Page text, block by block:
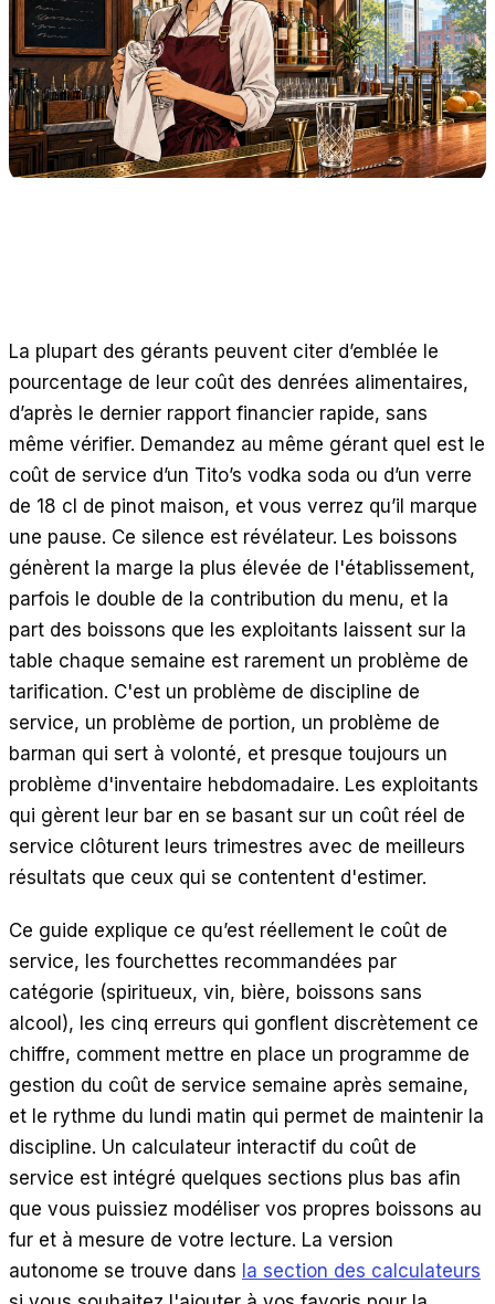
Tableview contre Square
Tableview ou Lightspeed
RESSOURCES
Blog
COMMENCER
Tarifs
Contact
Carrières
Réserver une démonstration
LANGUE
La plupart des gérants peuvent citer d’emblée le
pourcentage de leur coût des denrées alimentaires,
d’après le dernier rapport financier rapide, sans
même vérifier. Demandez au même gérant quel est le
coût de service d’un Tito’s vodka soda ou d’un verre
de 18 cl de pinot maison, et vous verrez qu’il marque
une pause. Ce silence est révélateur. Les boissons
génèrent la marge la plus élevée de l'établissement,
parfois le double de la contribution du menu, et la
part des boissons que les exploitants laissent sur la
table chaque semaine est rarement un problème de
tarification. C'est un problème de discipline de
service, un problème de portion, un problème de
barman qui sert à volonté, et presque toujours un
problème d'inventaire hebdomadaire. Les exploitants
qui gèrent leur bar en se basant sur un coût réel de
service clôturent leurs trimestres avec de meilleurs
résultats que ceux qui se contentent d'estimer.
Ce guide explique ce qu’est réellement le coût de
service, les fourchettes recommandées par
catégorie (spiritueux, vin, bière, boissons sans
alcool), les cinq erreurs qui gonflent discrètement ce
chiffre, comment mettre en place un programme de
gestion du coût de service semaine après semaine,
et le rythme du lundi matin qui permet de maintenir la
discipline. Un calculateur interactif du coût de
service est intégré quelques sections plus bas afin
que vous puissiez modéliser vos propres boissons au
fur et à mesure de votre lecture. La version
autonome se trouve dans la section des calculateurs